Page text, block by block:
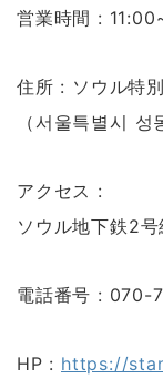
営業時間 :
住所 : ソウル特
（서울특별시 성
アクセス :
ソウル地下鉄2
電話番号 : 070-
HP : https://